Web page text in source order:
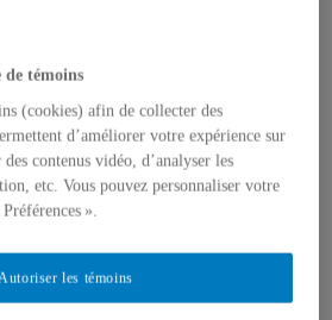
et Afrique du Nord
et Afrique du Nord
personnalisées
de témoins
(cookies) afin de collecter des
d’améliorer votre expérience sur
contenus vidéo, d’analyser les
etc. Vous pouvez personnaliser votre
».
les témoins